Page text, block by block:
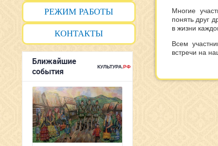
РЕЖИМ РАБОТЫ
КОНТАКТЫ
Многие
понять друг
в жизни
Всем
встречи на